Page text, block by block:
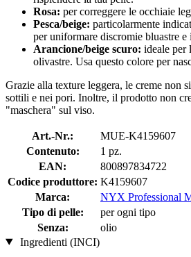
Rosa: per correggere le occhiaie
Pesca/beige: particolarmente
per uniformare discromie bluastre
Arancione/beige scuro: ideale per
olivastre. Usa questo colore per
Grazie alla texture leggera, le creme non
sottili e nei pori. Inoltre, il prodotto non
"maschera" sul viso.
Art.-Nr.:
MUE-K4159607
Contenuto:
1 pz.
EAN:
800897834722
Codice produttore: K4159607
Marca:
NYX Professional
Tipo di pelle:
per ogni tipo
Senza:
olio
Ingredienti (INCI)